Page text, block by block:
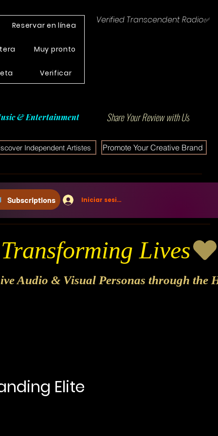
Reservar en línea
Muy pronto
Verificar
Verified Transcendent Radio✅
& Entertainment Share Your Review with Us
Independent Artistes Promote Your Creative Brand
Subscriptions Iniciar sesión
Audio & Visual Personas through the
Elite